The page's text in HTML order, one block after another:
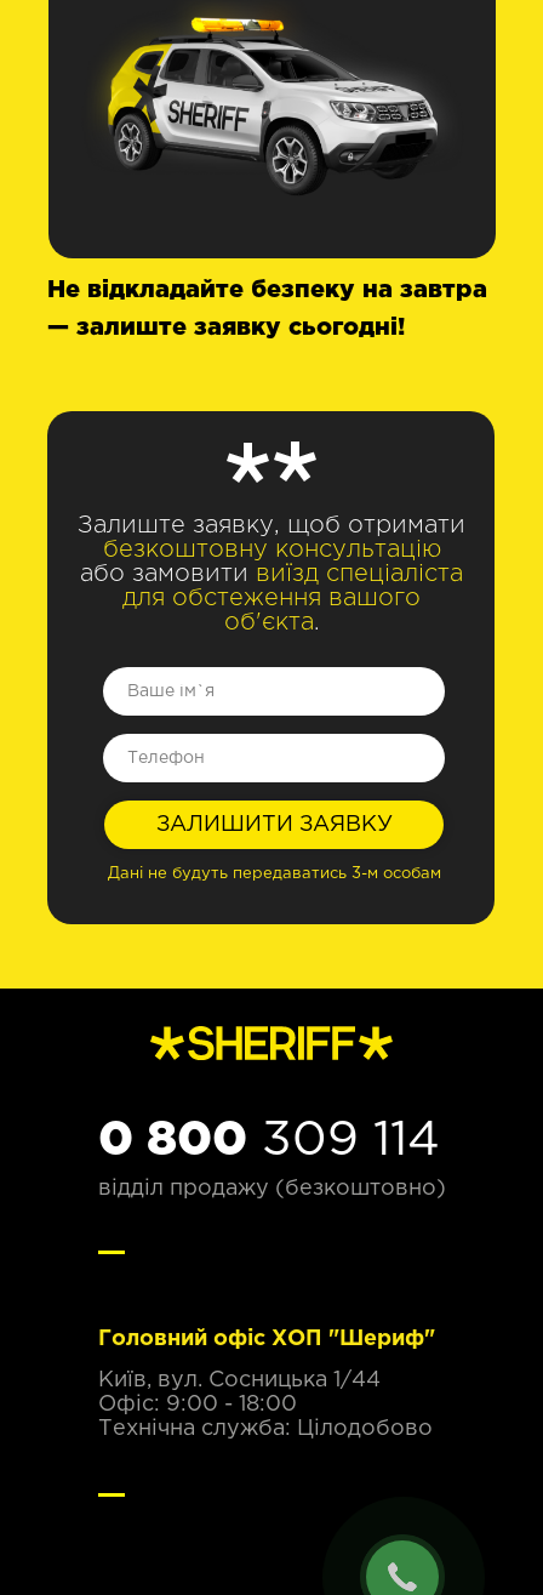
Не відкладайте безпеку на завтра
— залиште заявку сьогодні!
Залиште заявку, щоб отримати
безкоштовну консультацію
або замовити виїзд спеціаліста
для обстеження вашого
об'єкта.
ЗАЛИШИТИ ЗАЯВКУ
Дані не будуть передаватись 3-м особам
0 800 309 114
Головний офіс ХОП "Шериф"
Київ, вул. Сосницька 1/44
Офіс: 9:00 - 18:00
Технічна служба: Цілодобово
відділ продажу (безкоштовно)